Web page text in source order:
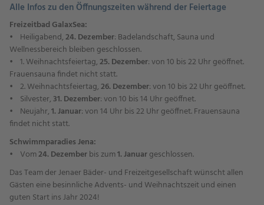
Alle Infos zu den Öffnungszeiten während der Feiertage
Freizeitbad GalaxSea:
• Heiligabend,24. Dezember: Badelandschaft, Sauna und
Wellnessbereich bleiben geschlossen.
• 1. Weihnachtsfeiertag,25. Dezember: von 10 bis 22 Uhr geöffnet.
Frauensauna findet nicht statt.
• 2. Weihnachtsfeiertag,26. Dezember: von 10 bis 22 Uhr geöffnet.
• Silvester, 31. Dezember: von 10 bis 14 Uhr geöffnet.
• Neujahr,1. Januar: von 14 Uhr bis 22 Uhr geöffnet. Frauensauna
findet nicht statt.
Schwimmparadies Jena:
• Vom24. Dezemberbis zum1. Januargeschlossen.
Das Team der Jenaer Bäder- und Freizeitgesellschaft wünscht allen
Gästen eine besinnliche Advents- und Weihnachtszeit und einen
guten Start ins Jahr 2024!